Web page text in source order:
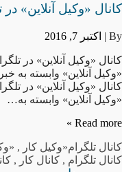
کانال «وکیل آنلاین» در
By | اکتبر 7, 2016
کانال «وکیل آنلاین» در
«وکیل آنلاین» وابسته به
کانال «وکیل آنلاین» در
«وکیل آنلاین» وابسته به…
Read more »
کانال تلگرام«وکیل کار ,
کانال تلگرام , کانال کار ,